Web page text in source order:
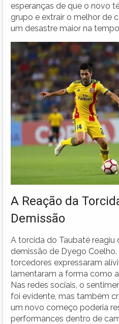
esperanças de que o novo
grupo e extrair o melhor de
um desastre maior na
A Reação da
Demissão
A torcida do Taubaté reagiu
demissão de Dyego
torcedores expressaram
lamentaram a forma como
Nas redes sociais, o
foi evidente, mas também
um novo começo poderia
performances dentro de